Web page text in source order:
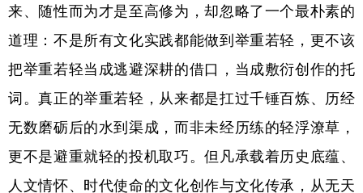
来、随性而为才是至高修为，却忽略了一个最朴素的
道理：不是所有文化实践都能做到举重若轻，更不该
把举重若轻当成逃避深耕的借口，当成敷衍创作的托
词。真正的举重若轻，从来都是扛过千锤百炼、历经
无数磨砺后的水到渠成，而非未经历练的轻浮潦草，
更不是避重就轻的投机取巧。但凡承载着历史底蕴、
人文情怀、时代使命的文化创作与文化传承，从无天